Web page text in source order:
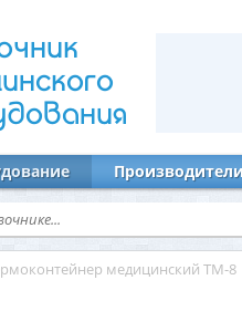
медицинский ТМ-8